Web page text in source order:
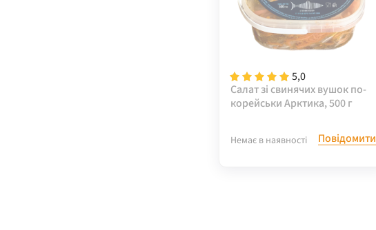
5,0
Салат зі свинячих вушок по-
корейськи Арктика, 500 г
Немає в наявності Повідомити